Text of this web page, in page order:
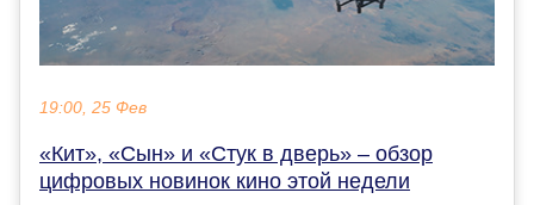
19:00, 25 Фев
«Кит», «Сын» и «Стук в дверь» – обзор
цифровых новинок кино этой недели